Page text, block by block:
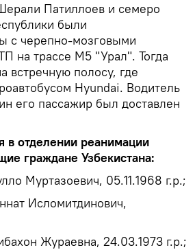
Патиллоев и семеро
были
с черепно-мозговыми
на трассе М5 "Урал". Тогда
встречную полосу, где
Hyundai. Водитель
его пассажир был доставлен
в отделении реанимации
граждане Узбекистана:
Муртазоевич, 05.11.1968 г.р.;
Исломитдинович,
Жураевна, 24.03.1973 г.р.;